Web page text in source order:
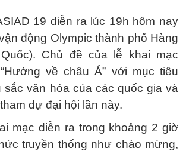
19 diễn ra lúc 19h hôm nay
động Olympic thành phố Hàng
Chủ đề của lễ khai mạc
về châu Á” với mục tiêu
sắc văn hóa của các quốc gia và
dự đại hội lần này.
mạc diễn ra trong khoảng 2 giờ
truyền thống như chào mừng,